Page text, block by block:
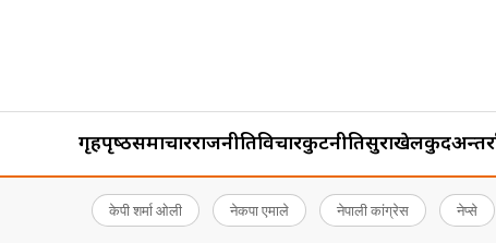
गृहपृष्‍ठसमाचारराजनीतिविचारकुटनीतिसुरक्षाखेलकुद
केपी शर्मा ओली नेकपा एमाले नेपाली कांग्रेस नेप्से